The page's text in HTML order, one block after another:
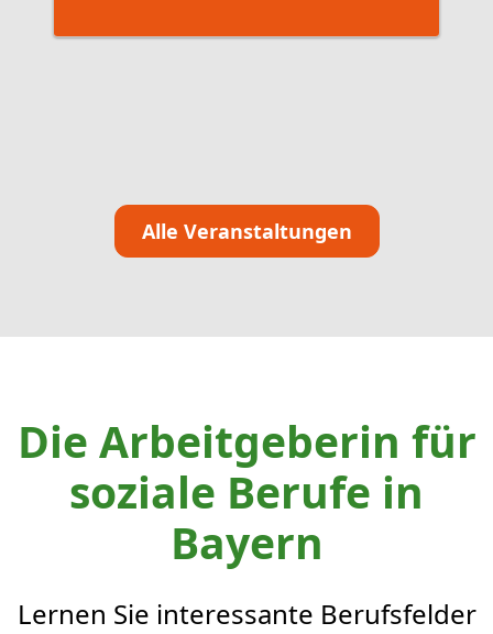
Alle Veranstaltungen
Die Arbeitgeberin für
soziale Berufe in
Bayern
Lernen Sie interessante Berufsfelder